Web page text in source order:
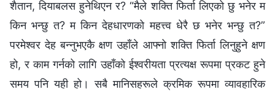
शैतान, दियाबलस हुनेथिएन र? “मैले शक्ति फिर्ता लिएको छु भनेर म
किन भन्छु त? म किन देहधारणको महत्त्व धेरै छ भनेर भन्छु त?”
परमेश्‍वर देह बन्‍नुभएकै क्षण उहाँले आफ्‍नो शक्ति फिर्ता लिनुहुने क्षण
हो, र काम गर्नको लागि उहाँको ईश्‍वरीयता प्रत्यक्ष रूपमा प्रकट हुने
समय पनि यही हो। सबै मानिसहरूले क्रमिक रूपमा व्यावहारिक